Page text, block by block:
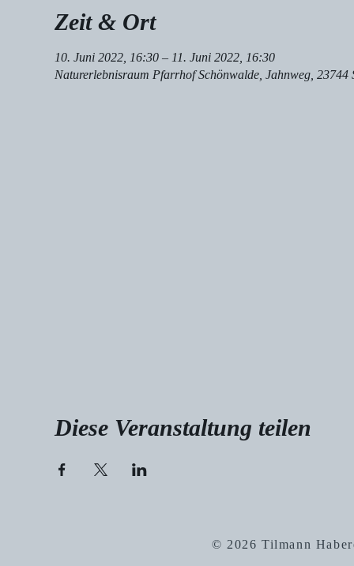
Zeit & Ort
10. Juni 2022, 16:30 – 11. Juni 2022, 16:30
Naturerlebnisraum Pfarrhof Schönwalde, Jahnweg, 23744
Diese Veranstaltung teilen
© 2026 Tilmann